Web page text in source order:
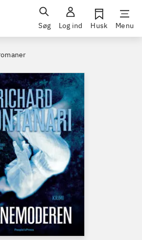
Søg Log ind Husk Menu